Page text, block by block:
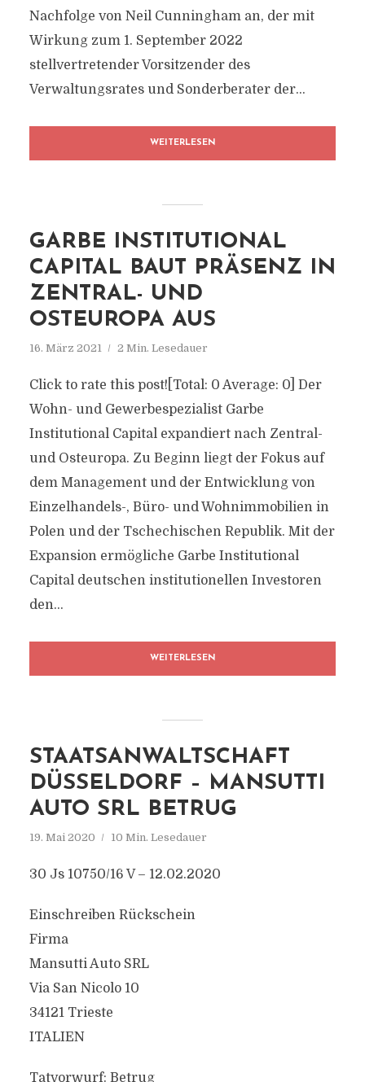
Nachfolge von Neil Cunningham an, der mit
Wirkung zum 1. September 2022
stellvertretender Vorsitzender des
Verwaltungsrates und Sonderberater der...
WEITERLESEN
GARBE INSTITUTIONAL
CAPITAL BAUT PRÄSENZ IN
ZENTRAL- UND
OSTEUROPA AUS
16. März 2021 2 Min. Lesedauer
Click to rate this post![Total: 0 Average: 0] Der
Wohn- und Gewerbespezialist Garbe
Institutional Capital expandiert nach Zentral-
und Osteuropa. Zu Beginn liegt der Fokus auf
dem Management und der Entwicklung von
Einzelhandels-, Büro- und Wohnimmobilien in
Polen und der Tschechischen Republik. Mit der
Expansion ermögliche Garbe Institutional
Capital deutschen institutionellen Investoren
den...
WEITERLESEN
STAATSANWALTSCHAFT
DÜSSELDORF – MANSUTTI
AUTO SRL BETRUG
19. Mai 2020 10 Min. Lesedauer
30 Js 10750/16 V – 12.02.2020
Einschreiben Rückschein
Firma
Mansutti Auto SRL
Via San Nicolo 10
34121 Trieste
ITALIEN
Tatvorwurf: Betrug